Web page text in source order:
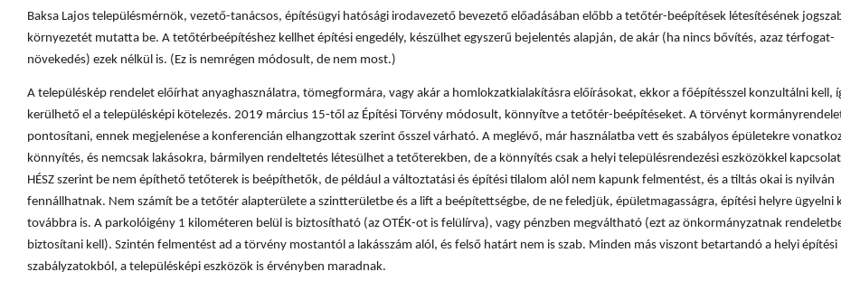
Baksa Lajos településmérnök, vezető-tanácsos, építésügyi hatósági irodavezető bevezető előadásában előbb a tetőtér-beépítések létesítésének
környezetét mutatta be. A tetőtérbeépítéshez kellhet építési engedély, készülhet egyszerű bejelentés alapján, de akár (ha nincs bővítés, azaz térfogat-
növekedés) ezek nélkül is. (Ez is nemrégen módosult, de nem most.)
A településkép rendelet előírhat anyaghasználatra, tömegformára, vagy akár a homlokzatkialakításra előírásokat, ekkor a főépítésszel konzultálni kell,
kerülhető el a településképi kötelezés. 2019 március 15-től az Építési Törvény módosult, könnyítve a tetőtér-beépítéseket. A törvényt
pontosítani, ennek megjelenése a konferencián elhangzottak szerint ősszel várható. A meglévő, már használatba vett és szabályos épületekre
könnyítés, és nemcsak lakásokra, bármilyen rendeltetés létesülhet a tetőterekben, de a könnyítés csak a helyi településrendezési eszközökkel
HÉSZ szerint be nem építhető tetőterek is beépíthetők, de például a változtatási és építési tilalom alól nem kapunk felmentést, és a tiltás okai is nyilván
fennállhatnak. Nem számít be a tetőtér alapterülete a szintterületbe és a lift a beépítettségbe, de ne feledjük, épületmagasságra, építési helyre ügyelni
továbbra is. A parkolóigény 1 kilométeren belül is biztosítható (az OTÉK-ot is felülírva), vagy pénzben megváltható (ezt az önkormányzatnak
biztosítani kell). Szintén felmentést ad a törvény mostantól a lakásszám alól, és felső határt nem is szab. Minden más viszont betartandó a helyi építési
szabályzatokból, a településképi eszközök is érvényben maradnak.